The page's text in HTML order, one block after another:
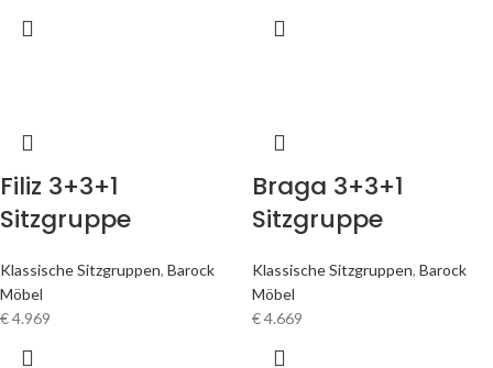
Filiz 3+3+1
Sitzgruppe
Klassische Sitzgruppen, Barock
Möbel
€4.969
Braga 3+3+1
Sitzgruppe
Klassische Sitzgruppen, Barock
Möbel
€4.669